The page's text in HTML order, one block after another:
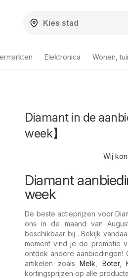
Elektronica Wonen,
Diamant in de
week】
Wij
Diamant
week
De beste actieprijzen voor
ons in de maand van
beschikbaar bij . Bekijk
moment vind je de promotie
ontdek andere aanbiedingen!
artikelen zoalsMelk Boter,
kortingsprijzen op alle